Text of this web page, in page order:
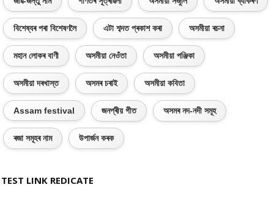
বিশেষ্যৰ পৰা বিশেষণলৈ এটা শব্দত প্ৰকাশ কৰা অসমীয়া ৰচনা
মহান লোকৰ বাণী অসমীয়া নেওঁতা অসমীয়া পঞ্জিকা
অসমীয়া দৰখাস্ত অসমৰ চৰাই অসমীয়া কবিতা
Assam festival জনপ্ৰীয় গীত অসমৰ নদ-নদী সমূহ
ৰজা সমূহৰ নাম উপাৰ্জন কৰক
TEST LINK REDICATE